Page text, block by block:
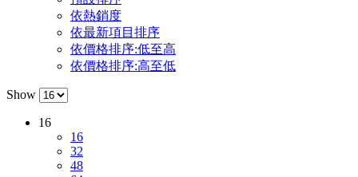
依熱銷度
依最新項目排序
依價格排序:低至高
依價格排序:高至低
Show
16
16
32
48